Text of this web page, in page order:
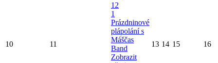
10 11
12
1
Prázdninové
plápolání s
Máščas
Band
Zobrazit
13 14 15 16